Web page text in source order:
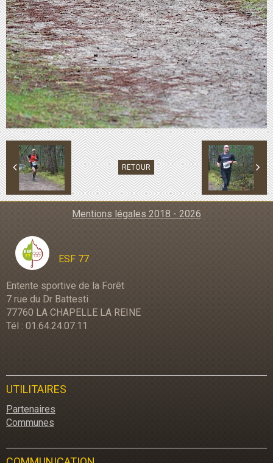
RETOUR
Mentions légales 2018 - 2026
ESF 77
Entente sportive de la Forêt
7 rue du Dr Battesti
77760 LA CHAPELLE LA REINE
Tél : 01.64.24.07.11
UTILITAIRES
Partenaires
Communes